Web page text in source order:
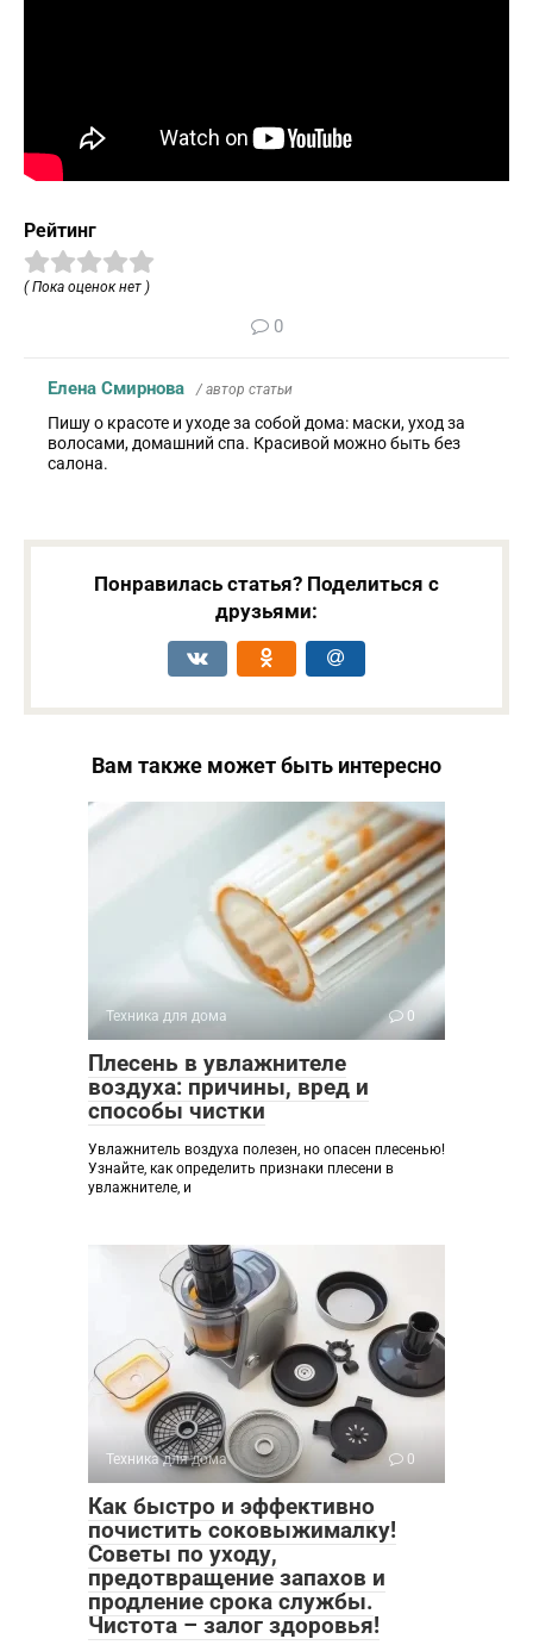
Рейтинг
( Пока оценок нет )
0
Елена Смирнова / автор статьи
Пишу о красоте и уходе за собой дома: маски, уход за
волосами, домашний спа. Красивой можно быть без
салона.
Понравилась статья? Поделиться с
друзьями:
Вам также может быть интересно
Техника для дома 0
Плесень в увлажнителе
воздуха: причины, вред и
способы чистки
Увлажнитель воздуха полезен, но опасен плесенью!
Узнайте, как определить признаки плесени в
увлажнителе, и
Техника для дома 0
Как быстро и эффективно
почистить соковыжималку!
Советы по уходу,
предотвращение запахов и
продление срока службы.
Чистота – залог здоровья!